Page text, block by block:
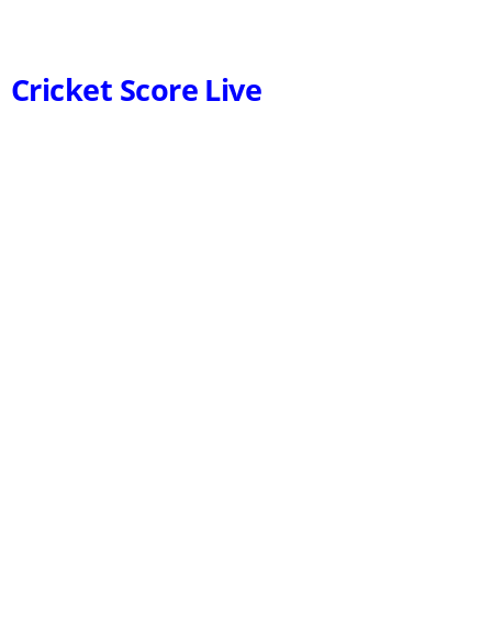
Cricket Score Live